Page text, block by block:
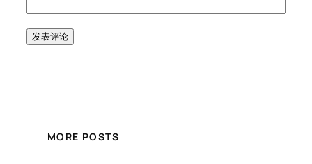
MORE POSTS